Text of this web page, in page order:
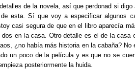
de la novela, así que perdonad si
esta. Sí que voy a especificar algunos
casi segura de que en el libro aparecía
dos en la casa. Otro detalle es el de la casa
¿no había más historia en la cabaña?
un poco de la película y es que no se
posteriormente la huida.